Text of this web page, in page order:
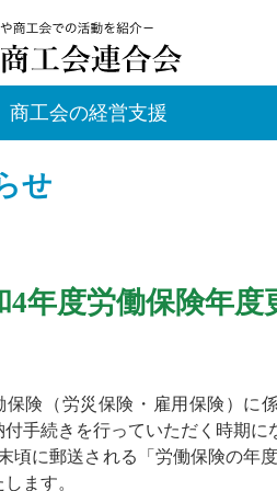
商工会の経営支援
せ
4年度労働保険年度
険（労災保険・雇用保険）に
付手続きを行っていただく時期に
頃に郵送される「労働保険の年
ます。